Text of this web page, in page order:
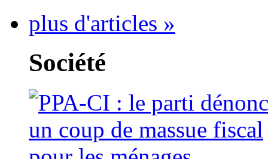
plus d'articles »
Société